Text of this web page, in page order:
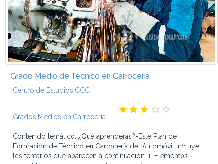
Grado Medio de Técnico en Carrocería
Centro de Estudios CCC
Grados Medios en Carrocería
Contenido temático. ¿Qué aprenderás?-Este Plan de
Formación de Técnico en Carrocería del Automóvil incluye
los temarios que aparecen a continuación: 1. Elementos